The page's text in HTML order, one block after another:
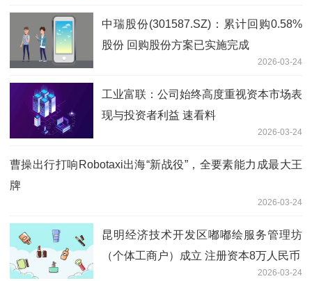
中瑞股份(301587.SZ)：累计回购0.58%
股份 回购股份方案已实施完成
2026-03-24
工业富联：公司始终高度重视资本市场表
现与投资者利益 速看料
2026-03-24
曹操出行打响Robotaxi出海“新战役”，全要素能力成最大王
牌
2026-03-24
昆明经济技术开发区嘟嘟绘服务管理坊
（个体工商户）成立 注册资本8万人民币
2026-03-24